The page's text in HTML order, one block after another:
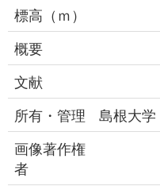
標高（ｍ）
概要
文献
所有・管理
島根大学
画像著作権
者